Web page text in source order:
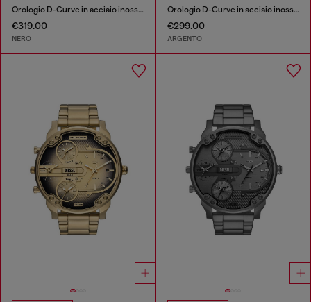
Orologio D-Curve in acciaio inossidabile nero
€319.00
NERO
Orologio D-Curve in acciaio inossidabile
€299.00
ARGENTO